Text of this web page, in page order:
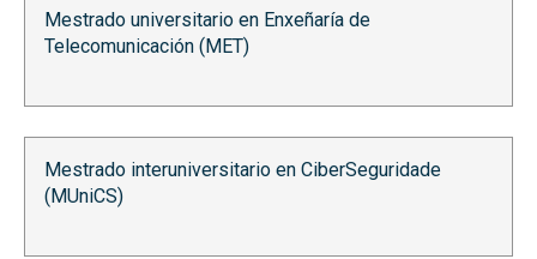
Mestrado universitario en Enxeñaría de
Telecomunicación (MET)
Mestrado interuniversitario en CiberSeguridade
(MUniCS)